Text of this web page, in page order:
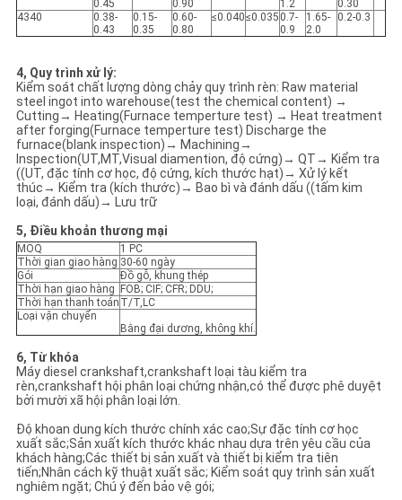
0.45 0.90 1.2
0.30
4340
0.38-
0.43
0.15-
0.35
0.60-
0.80
≤0.040≤0.035 0.7-
0.9
1.65-
2.0
0.2-0.3
4, Quy trình xử lý:
Kiểm soát chất lượng dòng chảy quy trình rèn: Raw material
steel ingot into warehouse(test the chemical content) →
Cutting→ Heating(Furnace temperture test) → Heat treatment
after forging(Furnace temperture test) Discharge the
furnace(blank inspection)→ Machining→
Inspection(UT,MT,Visual diamention, độ cứng)→ QT→ Kiểm tra
((UT, đặc tính cơ học, độ cứng, kích thước hạt)→ Xử lý kết
thúc→ Kiểm tra (kích thước)→ Bao bì và đánh dấu ((tấm kim
loại, đánh dấu)→ Lưu trữ
5, Điều khoản thương mại
MOQ
1 PC
Thời gian giao hàng 30-60 ngày
Gói
Đồ gỗ, khung thép
Thời hạn giao hàng
FOB; CIF; CFR; DDU;
Thời hạn thanh toán T/T,LC
Loại vận chuyển
Bằng đại dương, không khí.
6, Từ khóa
Máy diesel crankshaft,crankshaft loại tàu kiểm tra
rèn,crankshaft hội phân loại chứng nhận,có thể được phê duyệt
bởi mười xã hội phân loại lớn.
Độ khoan dung kích thước chính xác cao;Sự đặc tính cơ học
xuất sắc;Sản xuất kích thước khác nhau dựa trên yêu cầu của
khách hàng;Các thiết bị sản xuất và thiết bị kiểm tra tiên
tiến;Nhân cách kỹ thuật xuất sắc; Kiểm soát quy trình sản xuất
nghiêm ngặt; Chú ý đến bảo vệ gói;